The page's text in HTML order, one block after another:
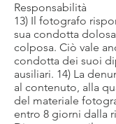
Responsabilità
13) Il fotografo
sua condotta
colposa. Ciò vale
condotta dei suoi
ausiliari. 14) La
al contenuto, alla
del materiale
entro 8 giorni dalla